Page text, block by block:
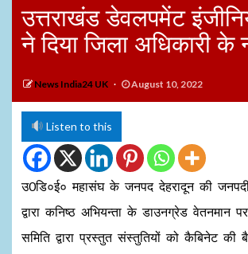
उत्तराखंड डेवलपमेंट
ने दिया जिला अधिकारी के
News India24 UK August 10, 2022
Listen to this
उ0डि०ई० महासंघ के जनपद देहरादून की
द्वारा कनिष्ठ अभियन्ता के डाउनग्रेड वेतनमान
समिति द्वारा प्रस्तुत संस्तुतियों को कैबिनेट की